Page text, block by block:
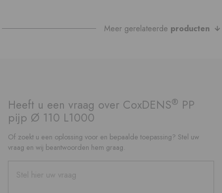
Meer gerelateerde producten
Heeft u een vraag over CoxDENS® PP
pijp Ø 110 L1000
Of zoekt u een oplossing voor en bepaalde toepassing? Stel uw
vraag en wij beantwoorden hem graag.